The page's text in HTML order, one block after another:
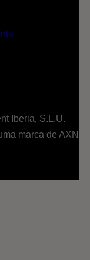
Iberia, S.L.U.
marca de AXN